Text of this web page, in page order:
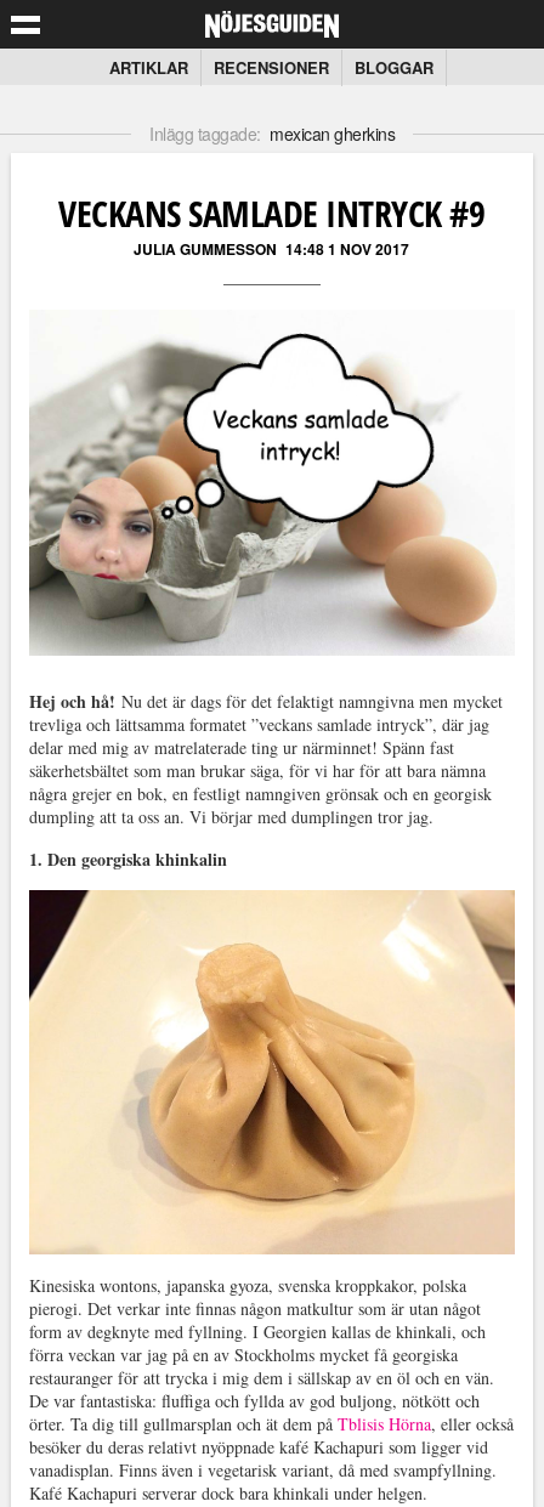
ARTIKLAR RECENSIONER BLOGGAR
Inlägg taggade: mexican gherkins
VECKANS SAMLADE INTRYCK #9
JULIA GUMMESSON 14:48 1 NOV 2017
Hej och hå! Nu det är dags för det felaktigt namngivna men mycket
trevliga och lättsamma formatet ”veckans samlade intryck”, där jag
delar med mig av matrelaterade ting ur närminnet! Spänn fast
säkerhetsbältet som man brukar säga, för vi har för att bara nämna
några grejer en bok, en festligt namngiven grönsak och en georgisk
dumpling att ta oss an. Vi börjar med dumplingen tror jag.
1. Den georgiska khinkalin
Kinesiska wontons, japanska gyoza, svenska kroppkakor, polska
pierogi. Det verkar inte finnas någon matkultur som är utan något
form av degknyte med fyllning. I Georgien kallas de khinkali, och
förra veckan var jag på en av Stockholms mycket få georgiska
restauranger för att trycka i mig dem i sällskap av en öl och en vän.
De var fantastiska: fluffiga och fyllda av god buljong, nötkött och
örter. Ta dig till gullmarsplan och ät dem på Tblisis Hörna, eller också
besöker du deras relativt nyöppnade kafé Kachapuri som ligger vid
vanadisplan. Finns även i vegetarisk variant, då med svampfyllning.
Kafé Kachapuri serverar dock bara khinkali under helgen.